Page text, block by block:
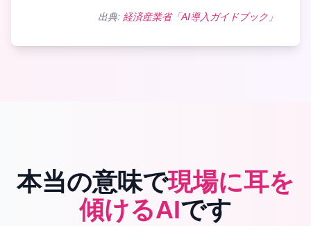
出典: 経済産業省「AI導入ガイドブック」
本当の意味で現場に耳を
傾けるAIです